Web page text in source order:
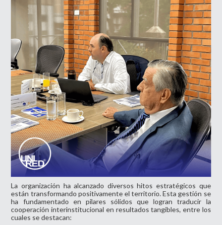
La organización ha alcanzado diversos hitos estratégicos que
están transformando positivamente el territorio. Esta gestión se
ha fundamentado en pilares sólidos que logran traducir la
cooperación interinstitucional en resultados tangibles, entre los
cuales se destacan: